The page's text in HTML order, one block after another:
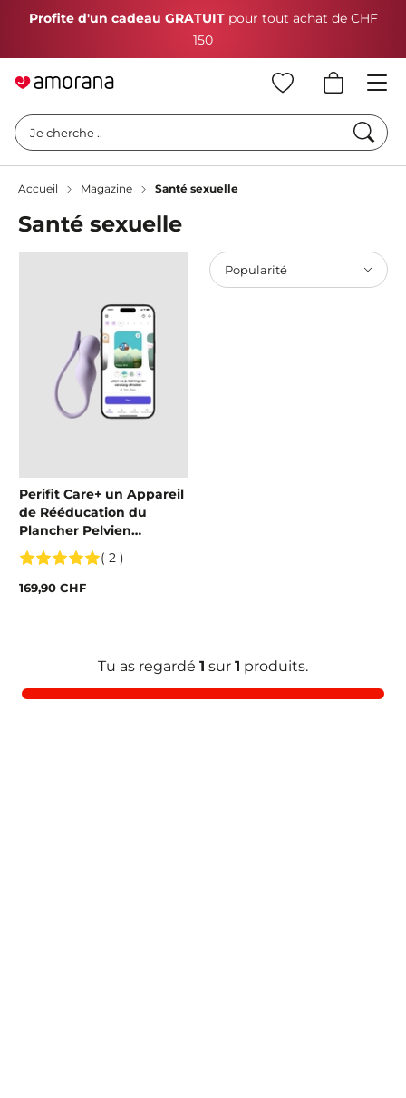
Profite d'un cadeau GRATUITpour tout achat de CHF
150
Je cherche ..
Accueil Magazine Santé sexuelle
Santé sexuelle
Popularité
Perifit Care+ un Appareil
de Rééducation du
Plancher Pelvien
Contrôlé par une App
( 2 )
169,90 CHF
Tu as regardé 1 sur 1 produits.